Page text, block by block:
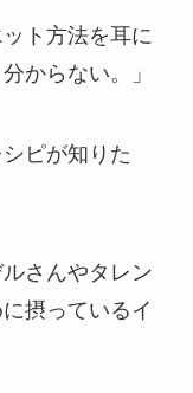
ト方法を耳に
からない。」
ピが知りた
さんやタレン
摂っているイ